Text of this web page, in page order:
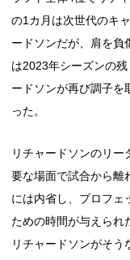
の1カ月は次世代のキ
ードソンだが、肩を負
は2023年シーズンの
ードソンが再び調子を
った。
リチャードソンのリ
要な場面で試合から離
には内省し、プロフェ
ための時間が与えられ
リチャードソンがそう